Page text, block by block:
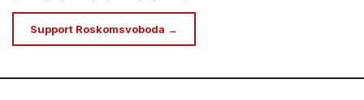
Support Roskomsvoboda →